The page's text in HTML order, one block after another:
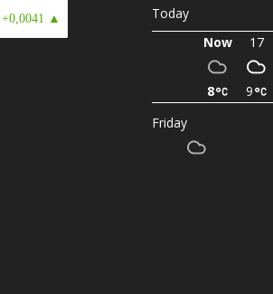
+0,0041 ▲
Today
Now
8
17
9
Friday